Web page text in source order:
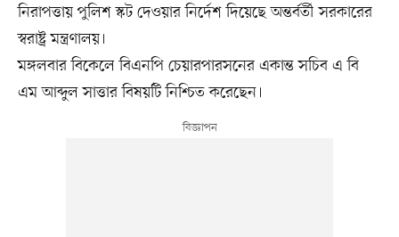
নিরাপত্তায় পুলিশ স্কট দেওয়ার নির্দেশ দিয়েছে অন্তর্বর্তী সরকারের
স্বরাষ্ট্র মন্ত্রণালয়।
মঙ্গলবার বিকেলে বিএনপি চেয়ারপারসনের একান্ত সচিব এ বি
এম আব্দুল সাত্তার বিষয়টি নিশ্চিত করেছেন।